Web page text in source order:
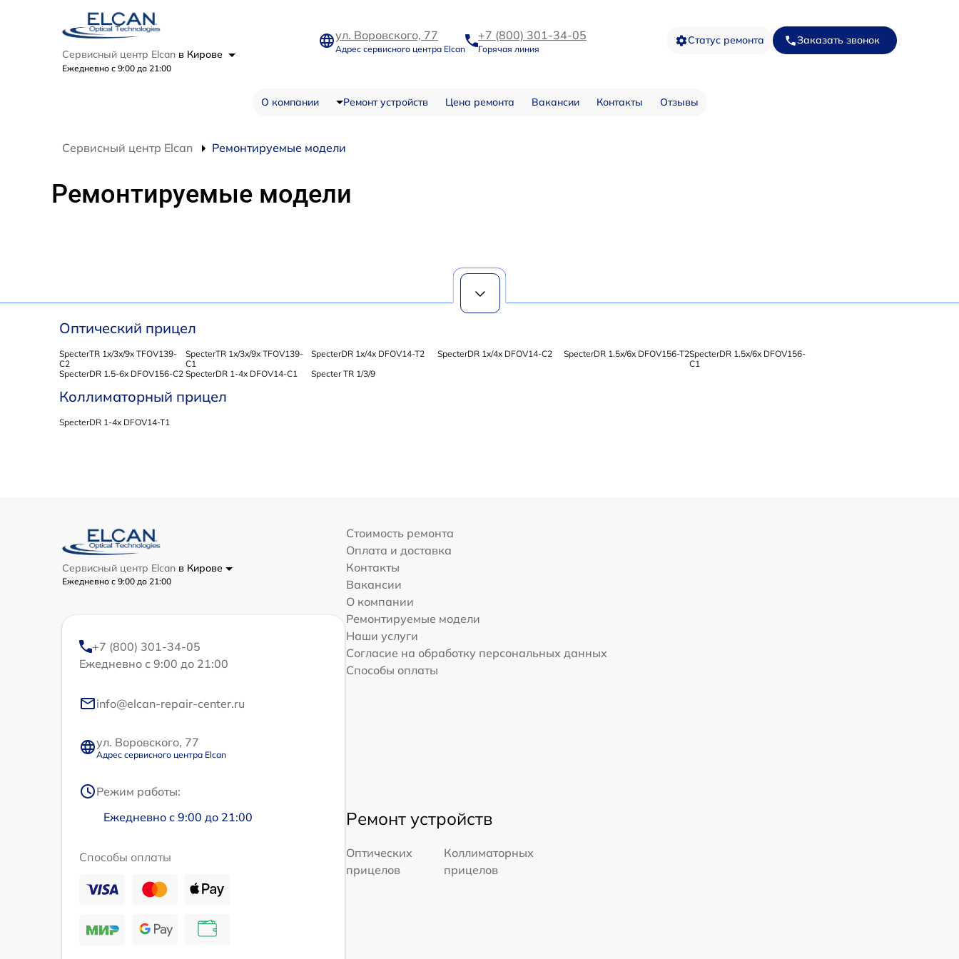
Сервисный центр Elcan в Кирове
Ежедневно с 9:00 до 21:00
ул. Воровского, 77
Адрес сервисного центра Elcan
+7 (800) 301-34-05
Горячая линия
Статус ремонта Заказать звонок
О компании Ремонт устройств Цена ремонта Вакансии Контакты Отзывы
Сервисный центр Elcan Ремонтируемые модели
Ремонтируемые модели
Оптический прицел
SpecterTR 1x/3x/9x TFOV139-
C2
SpecterTR 1x/3x/9x TFOV139-
C1
SpecterDR 1x/4x DFOV14-T2 SpecterDR 1x/4x DFOV14-C2 SpecterDR 1.5x/6x DFOV156-T2SpecterDR 1.5x/6x DFOV156-
C1
SpecterDR 1.5-6x DFOV156-C2 SpecterDR 1-4x DFOV14-C1 Specter TR 1/3/9
Коллиматорный прицел
SpecterDR 1-4x DFOV14-T1
Сервисный центр Elcan в Кирове
Ежедневно с 9:00 до 21:00
+7 (800) 301-34-05
Ежедневно с 9:00 до 21:00
info@elcan-repair-center.ru
ул. Воровского, 77
Адрес сервисного центра Elcan
Режим работы:
Ежедневно с 9:00 до 21:00
Способы оплаты
Стоимость ремонта
Оплата и доставка
Контакты
Вакансии
О компании
Ремонтируемые модели
Наши услуги
Согласие на обработку персональных данных
Способы оплаты
Ремонт устройств
Оптических
прицелов
Коллиматорных
прицелов